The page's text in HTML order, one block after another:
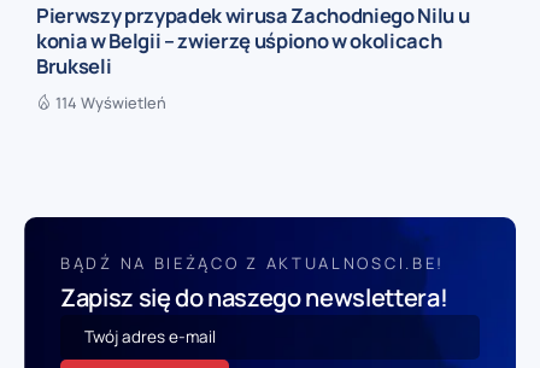
Pierwszy przypadek wirusa Zachodniego Nilu u
konia w Belgii – zwierzę uśpiono w okolicach
Brukseli
114 Wyświetleń
BĄDŹ NA BIEŻĄCO Z AKTUALNOSCI.BE!
Zapisz się do naszego newslettera!